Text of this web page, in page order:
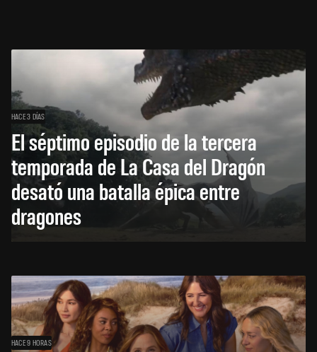
HACE 3 DÍAS
El séptimo episodio de la tercera
temporada de La Casa del Dragón
desató una batalla épica entre
dragones
HACE 9 HORAS